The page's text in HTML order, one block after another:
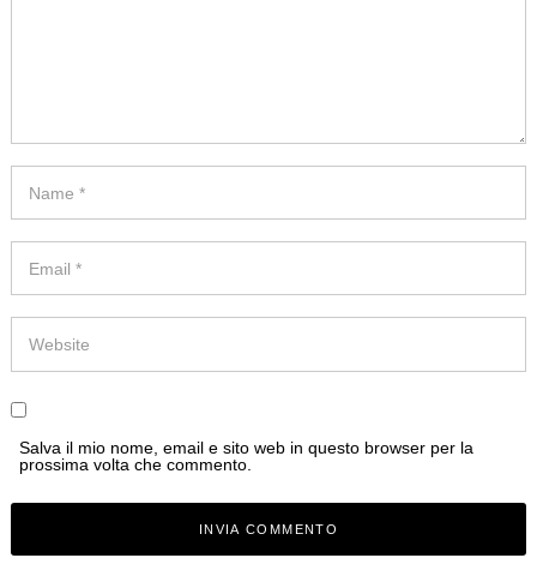
Salva il mio nome, email e sito web in questo browser per la
prossima volta che commento.